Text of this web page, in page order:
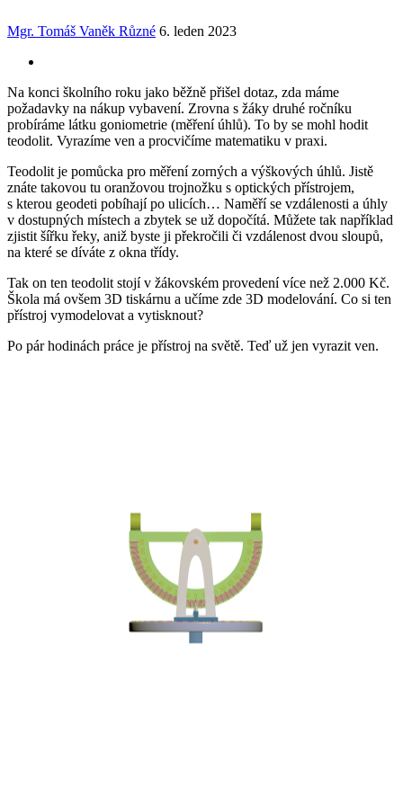
Mgr. Tomáš Vaněk Různé 6. leden 2023
Na konci školního roku jako běžně přišel dotaz, zda máme
požadavky na nákup vybavení. Zrovna s žáky druhé ročníku
probíráme látku goniometrie (měření úhlů). To by se mohl hodit
teodolit. Vyrazíme ven a procvičíme matematiku v praxi.
Teodolit je pomůcka pro měření zorných a výškových úhlů. Jistě
znáte takovou tu oranžovou trojnožku s optických přístrojem,
s kterou geodeti pobíhají po ulicích… Naměří se vzdálenosti a úhly
v dostupných místech a zbytek se už dopočítá. Můžete tak například
zjistit šířku řeky, aniž byste ji překročili či vzdálenost dvou sloupů,
na které se díváte z okna třídy.
Tak on ten teodolit stojí v žákovském provedení více než 2.000 Kč.
Škola má ovšem 3D tiskárnu a učíme zde 3D modelování. Co si ten
přístroj vymodelovat a vytisknout?
Po pár hodinách práce je přístroj na světě. Teď už jen vyrazit ven.